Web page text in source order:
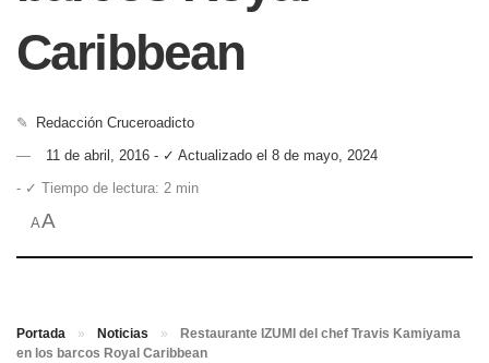
Caribbean
✎
Redacción Cruceroadicto
11 de abril, 2016 - ✓ Actualizado el 8 de mayo, 2024
- ✓ Tiempo de lectura: 2 min
AA
Portada » Noticias »
Restaurante IZUMI del chef Travis Kamiyama
en los barcos Royal Caribbean